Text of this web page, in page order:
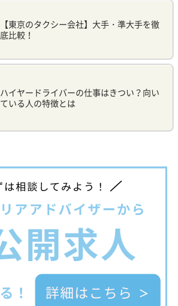
【東京のタクシー会社】大手・準大手を徹
底比較！
ハイヤードライバーの仕事はきつい？向い
ている人の特徴とは